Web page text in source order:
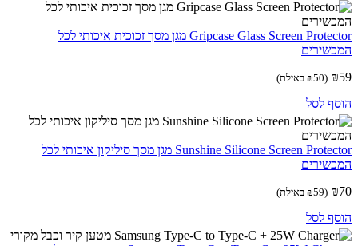
Gripcase Glass Screen Protector מגן מסך זכוכית איכותי לכל
(
₪50 באילת)
לסל
Sunshine Silicone Screen Protector מגן מסך סיליקון איכותי לכל
(
₪59 באילת)
לסל